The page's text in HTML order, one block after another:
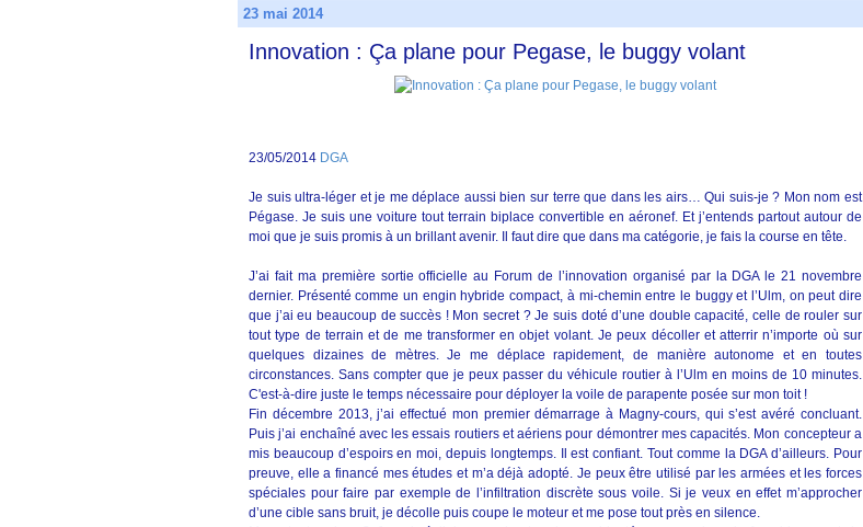
23 mai 2014
Innovation : Ça plane pour Pegase, le buggy volant
23/05/2014 DGA
Je suis ultra-léger et je me déplace aussi bien sur terre que dans les airs… Qui suis-je ? Mon nom est
Pégase. Je suis une voiture tout terrain biplace convertible en aéronef. Et j’entends partout autour de
moi que je suis promis à un brillant avenir. Il faut dire que dans ma catégorie, je fais la course en tête.
J’ai fait ma première sortie officielle au Forum de l’innovation organisé par la DGA le 21 novembre
dernier. Présenté comme un engin hybride compact, à mi-chemin entre le buggy et l’Ulm, on peut dire
que j’ai eu beaucoup de succès ! Mon secret ? Je suis doté d’une double capacité, celle de rouler sur
tout type de terrain et de me transformer en objet volant. Je peux décoller et atterrir n’importe où sur
quelques dizaines de mètres. Je me déplace rapidement, de manière autonome et en toutes
circonstances. Sans compter que je peux passer du véhicule routier à l’Ulm en moins de 10 minutes.
C'est-à-dire juste le temps nécessaire pour déployer la voile de parapente posée sur mon toit !
Fin décembre 2013, j’ai effectué mon premier démarrage à Magny-cours, qui s’est avéré concluant.
Puis j’ai enchaîné avec les essais routiers et aériens pour démontrer mes capacités. Mon concepteur a
mis beaucoup d’espoirs en moi, depuis longtemps. Il est confiant. Tout comme la DGA d’ailleurs. Pour
preuve, elle a financé mes études et m’a déjà adopté. Je peux être utilisé par les armées et les forces
spéciales pour faire par exemple de l’infiltration discrète sous voile. Si je veux en effet m’approcher
d’une cible sans bruit, je décolle puis coupe le moteur et me pose tout près en silence.